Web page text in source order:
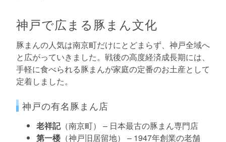
神戸で広まる豚まん文化
豚まんの人気は南京町だけにとどまらず、神戸全域へ
と広がっていきました。戦後の高度経済成長期には、
手軽に食べられる豚まんが家庭の定番のお土産として
定着しました。
神戸の有名豚まん店
老祥記（南京町） – 日本最古の豚まん専門店
第一楼 （神戸旧居留地） – 1947年創業の老舗